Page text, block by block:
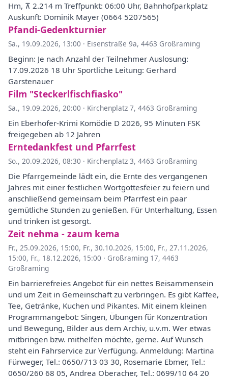
Hm, ⊼ 2.214 m Treffpunkt: 06:00 Uhr, Bahnhofparkplatz
Auskunft: Dominik Mayer (0664 5207565)
Pfandi-Gedenkturnier
Sa., 19.09.2026, 13:00 · Eisenstraße 9a, 4463 Großraming
Beginn: Je nach Anzahl der Teilnehmer Auslosung:
17.09.2026 18 Uhr Sportliche Leitung: Gerhard
Garstenauer
Film "Steckerlfischfiasko"
Sa., 19.09.2026, 20:00 · Kirchenplatz 7, 4463 Großraming
Ein Eberhofer-Krimi Komödie D 2026, 95 Minuten FSK
freigegeben ab 12 Jahren
Erntedankfest und Pfarrfest
So., 20.09.2026, 08:30 · Kirchenplatz 3, 4463 Großraming
Die Pfarrgemeinde lädt ein, die Ernte des vergangenen
Jahres mit einer festlichen Wortgottesfeier zu feiern und
anschließend gemeinsam beim Pfarrfest ein paar
gemütliche Stunden zu genießen. Für Unterhaltung, Essen
und trinken ist gesorgt.
Zeit nehma - zaum kema
Fr., 25.09.2026, 15:00, Fr., 30.10.2026, 15:00, Fr., 27.11.2026,
15:00, Fr., 18.12.2026, 15:00 · Großraming 17, 4463
Großraming
Ein barrierefreies Angebot für ein nettes Beisammensein
und um Zeit in Gemeinschaft zu verbringen. Es gibt Kaffee,
Tee, Getränke, Kuchen und Pikantes. Mit einem kleinen
Programmangebot: Singen, Übungen für Konzentration
und Bewegung, Bilder aus dem Archiv, u.v.m. Wer etwas
mitbringen bzw. mithelfen möchte, gerne. Auf Wunsch
steht ein Fahrservice zur Verfügung. Anmeldung: Martina
Fürweger, Tel.: 0650/713 03 30, Rosemarie Ebmer, Tel.:
0650/260 68 05, Andrea Oberacher, Tel.: 0699/10 64 20